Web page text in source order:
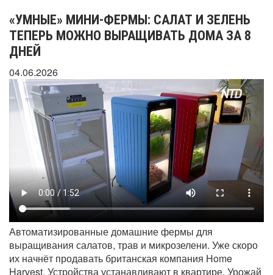
«УМНЫЕ» МИНИ-ФЕРМЫ: САЛАТ И ЗЕЛЕНЬ
ТЕПЕРЬ МОЖНО ВЫРАЩИВАТЬ ДОМА ЗА 8
ДНЕЙ
04.06.2026
Автоматизированные домашние фермы для
выращивания салатов, трав и микрозелени. Уже скоро
их начнёт продавать британская компания Home
Harvest. Устройства устанавливают в квартире. Урожай